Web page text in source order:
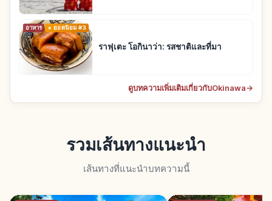
อาหาร ยอดนิยม #3
ราฟุเตะ โอกินาว่า: รสชาติและที่มา
ดูบทความเพิ่มเติมเกี่ยวกับOkinawa→
รวมเส้นทางแนะนำ
เส้นทางที่แนะนำบทความนี้